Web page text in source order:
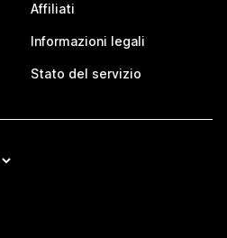
Affiliati
Informazioni legali
Stato del servizio